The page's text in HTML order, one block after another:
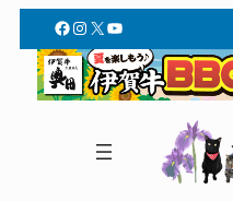
Facebook
Instagram
X YouTube